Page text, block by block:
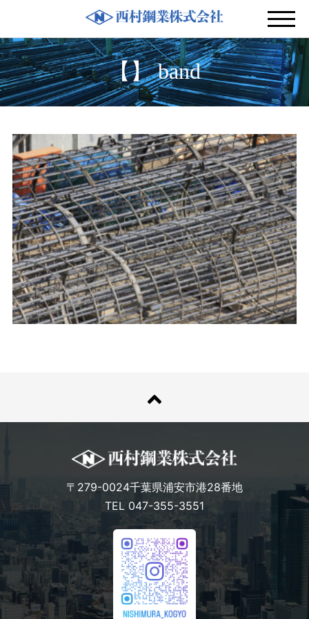
【】 band
〒279-0024千葉県浦安市港28番地
TEL 047-355-3551